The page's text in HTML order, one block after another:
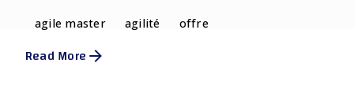
agile master agilité offre
Read More
Posted by